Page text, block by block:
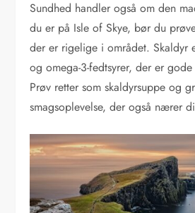
Sundhed handler også om den
du er på Isle of Skye, bør du
der er rigelige i området. Skaldyr
og omega-3-fedtsyrer, der er
Prøv retter som skaldyrsuppe og
smagsoplevelse, der også nærer